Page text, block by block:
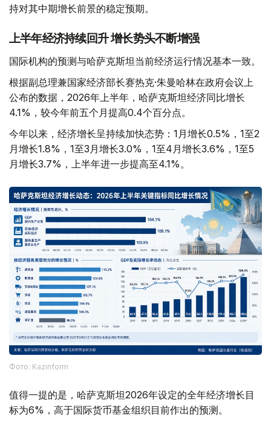
持对其中期增长前景的稳定预期。
上半年经济持续回升 增长势头不断增强
国际机构的预测与哈萨克斯坦当前经济运行情况基本一致。
根据副总理兼国家经济部长赛热克·朱曼哈林在政府会议上
公布的数据，2026年上半年，哈萨克斯坦经济同比增长
4.1%，较今年前五个月提高0.4个百分点。
今年以来，经济增长呈持续加快态势：1月增长0.5%，1至2
月增长1.8%，1至3月增长3.0%，1至4月增长3.6%，1至5
月增长3.7%，上半年进一步提高至4.1%。
Фото: Kazinform
值得一提的是，哈萨克斯坦2026年设定的全年经济增长目
标为6%，高于国际货币基金组织目前作出的预测。